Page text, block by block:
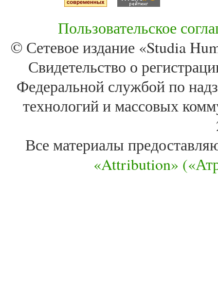
Пользовательское
© Сетевое издание «Studia
Свидетельство о
Федеральной службой по
технологий и массовых
Все материалы
«Attribution»